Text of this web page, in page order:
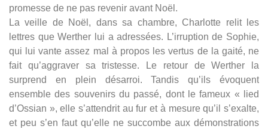
promesse de ne pas revenir avant Noël.
La veille de Noël, dans sa chambre, Charlotte relit les
lettres que Werther lui a adressées. L’irruption de Sophie,
qui lui vante assez mal à propos les vertus de la gaité, ne
fait qu’aggraver sa tristesse. Le retour de Werther la
surprend en plein désarroi. Tandis qu’ils évoquent
ensemble des souvenirs du passé, dont le fameux « lied
d’Ossian », elle s’attendrit au fur et à mesure qu’il s’exalte,
et peu s’en faut qu’elle ne succombe aux démonstrations